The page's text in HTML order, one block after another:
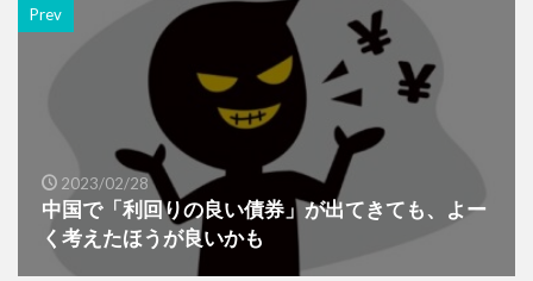
Prev
2023/02/28
中国で「利回りの良い債券」が出てきても、よー
く考えたほうが良いかも